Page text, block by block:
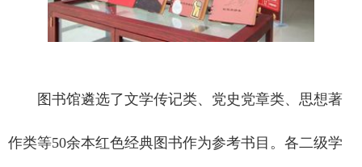
图书馆遴选了文学传记类、党史党章类、思想著
作类等50余本红色经典图书作为参考书目。各二级学